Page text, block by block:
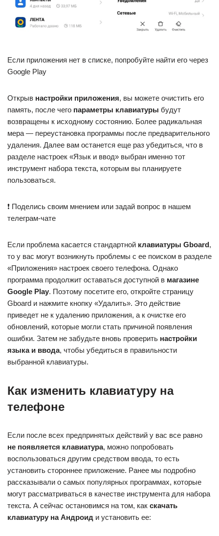
Если приложения нет в списке, попробуйте найти его через
Google Play
Открыв настройки приложения, вы можете очистить его
память, после чего параметры клавиатуры будут
возвращены к исходному состоянию. Более радикальная
мера — переустановка программы после предварительного
удаления. Далее вам останется еще раз убедиться, что в
разделе настроек «Язык и ввод» выбран именно тот
инструмент набора текста, которым вы планируете
пользоваться.
❗ Поделись своим мнением или задай вопрос в нашем
телеграм-чате
Если проблема касается стандартной клавиатуры Gboard,
то у вас могут возникнуть проблемы с ее поиском в разделе
«Приложения» настроек своего телефона. Однако
программа продолжит оставаться доступной в магазине
Google Play. Поэтому посетите его, откройте страницу
Gboard и нажмите кнопку «Удалить». Это действие
приведет не к удалению приложения, а к очистке его
обновлений, которые могли стать причиной появления
ошибки. Затем не забудьте вновь проверить настройки
языка и ввода, чтобы убедиться в правильности
выбранной клавиатуры.
Как изменить клавиатуру на
телефоне
Если после всех предпринятых действий у вас все равно
не появляется клавиатура, можно попробовать
воспользоваться другим средством ввода, то есть
установить стороннее приложение. Ранее мы подробно
рассказывали о самых популярных программах, которые
могут рассматриваться в качестве инструмента для набора
текста. А сейчас остановимся на том, как скачать
клавиатуру на Андроид и установить ее: